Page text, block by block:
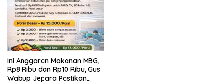
Ini Anggaran Makanan MBG,
Rp8 Ribu dan Rp10 Ribu, Gus
Wabup Jepara Pastikan